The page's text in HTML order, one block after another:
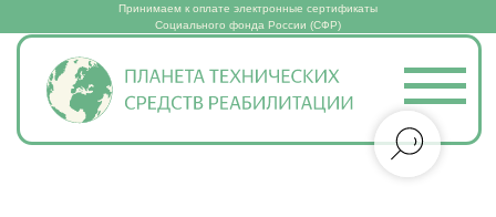
Принимаем к оплате электронные сертификаты
Социального фонда России (СФР)